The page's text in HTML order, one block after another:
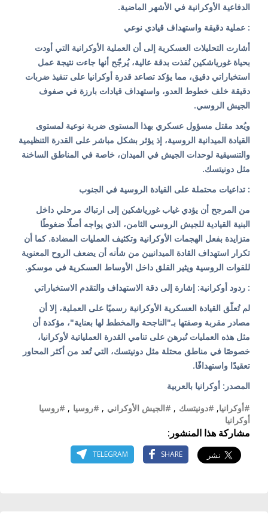
الدفاعية الأوكرانية في الأشهر الماضية.
: عملية دقيقة واستهداف قيادي نوعي
أشارت التحليلات العسكرية إلى أن العملية الأوكرانية التي أودت
بحياة غورياشكين نُفذت بدقة عالية، يُرجّح أنها جاءت نتيجة عمل
استخباراتي دقيق، مما يؤكد تصاعد قدرة أوكرانيا على تنفيذ ضربات
دقيقة خلف خطوط العدو، واستهداف قيادات بارزة في صفوف
الجيش الروسي.
ويُعد مقتل مسؤول عسكري بهذا المستوى ضربة نوعية لمستوى
القيادة الميدانية الروسية، إذ يؤثر بشكل مباشر على القدرة التنظيمية
والتنسيقية لوحدات الجيش في الميدان، خاصة في المناطق الساخنة
مثل دونيتسك.
: تداعيات محتملة على القيادة الروسية في الجنوب
من المرجح أن يؤدي غياب غورياشكين إلى ارتباك مرحلي داخل
البنية القيادية للجيش الروسي الثامن، الذي يواجه أصلًا ضغوطًا
متزايدة بفعل الهجمات الأوكرانية وتكثيف العمليات المضادة. كما أن
تكرار استهداف القادة الميدانيين من شأنه أن يضعف الروح المعنوية
للقوات الروسية ويثير القلق داخل الأوساط العسكرية في موسكو.
: ردود أوكرانية: إشارة إلى دقة الاستهداف والتقدم الاستخباراتي
لم تُعلّق القيادة العسكرية الأوكرانية رسميًا على العملية، إلا أن
مصادر مقربة وصفتها بـ"الناجحة والمخطط لها بعناية"، مؤكدة أن
مثل هذه العمليات تُبرهن على تنامي القدرة العملياتية لأوكرانيا،
خصوصًا في مناطق محتلة مثل دونيتسك، التي تُعد من أكثر المحاور
تعقيدًا واستهدافًا.
المصدر: أوكرانيا بالعربية
#أوكرانيا, #دونيتسك , #الجيش الأوكراني , #روسيا , #روسيا
أوكرانيا
مشاركة هذا المنشور:
SHARE
TELEGRAM